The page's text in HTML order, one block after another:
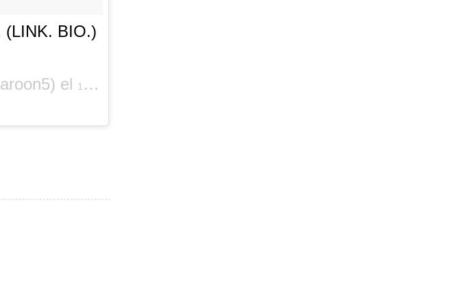
BIO.)
el 18 de Oct de 2017 a la(s) 1:22 PDT